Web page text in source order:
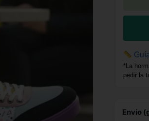
*La
pedir la
Envío